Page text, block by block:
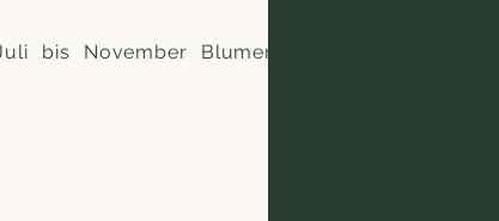
bis November Blumen selber